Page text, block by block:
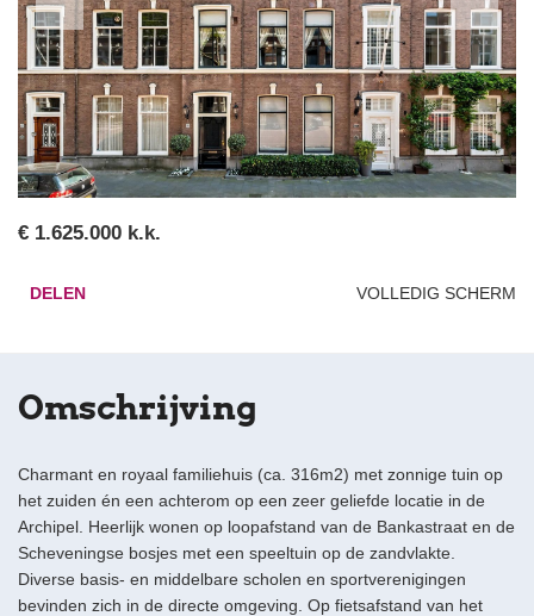
€ 1.625.000 k.k.
DELEN VOLLEDIG SCHERM
Omschrijving
Charmant en royaal familiehuis (ca. 316m2) met zonnige tuin op
het zuiden én een achterom op een zeer geliefde locatie in de
Archipel. Heerlijk wonen op loopafstand van de Bankastraat en de
Scheveningse bosjes met een speeltuin op de zandvlakte.
Diverse basis- en middelbare scholen en sportverenigingen
bevinden zich in de directe omgeving. Op fietsafstand van het